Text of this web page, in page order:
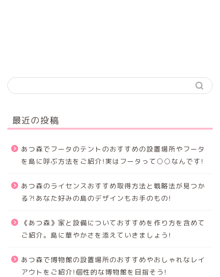
最近の投稿
あつ森でフータのテントのおすすめの設置場所やフータ
を島に呼ぶ方法をご紹介!実はフータって○○なんです!
あつ森のライセンスおすすめ取得方法と戦略法が見つか
る⁈あなた好みの島のデザインもお手のもの!
《あつ森》家と設備についておすすめを作り方を含めて
ご紹介。島に華やかさを添えていきましょう!
あつ森で博物館の設置場所のおすすめやおしゃれなレイ
アウトをご紹介!個性的な博物館を目指そう!